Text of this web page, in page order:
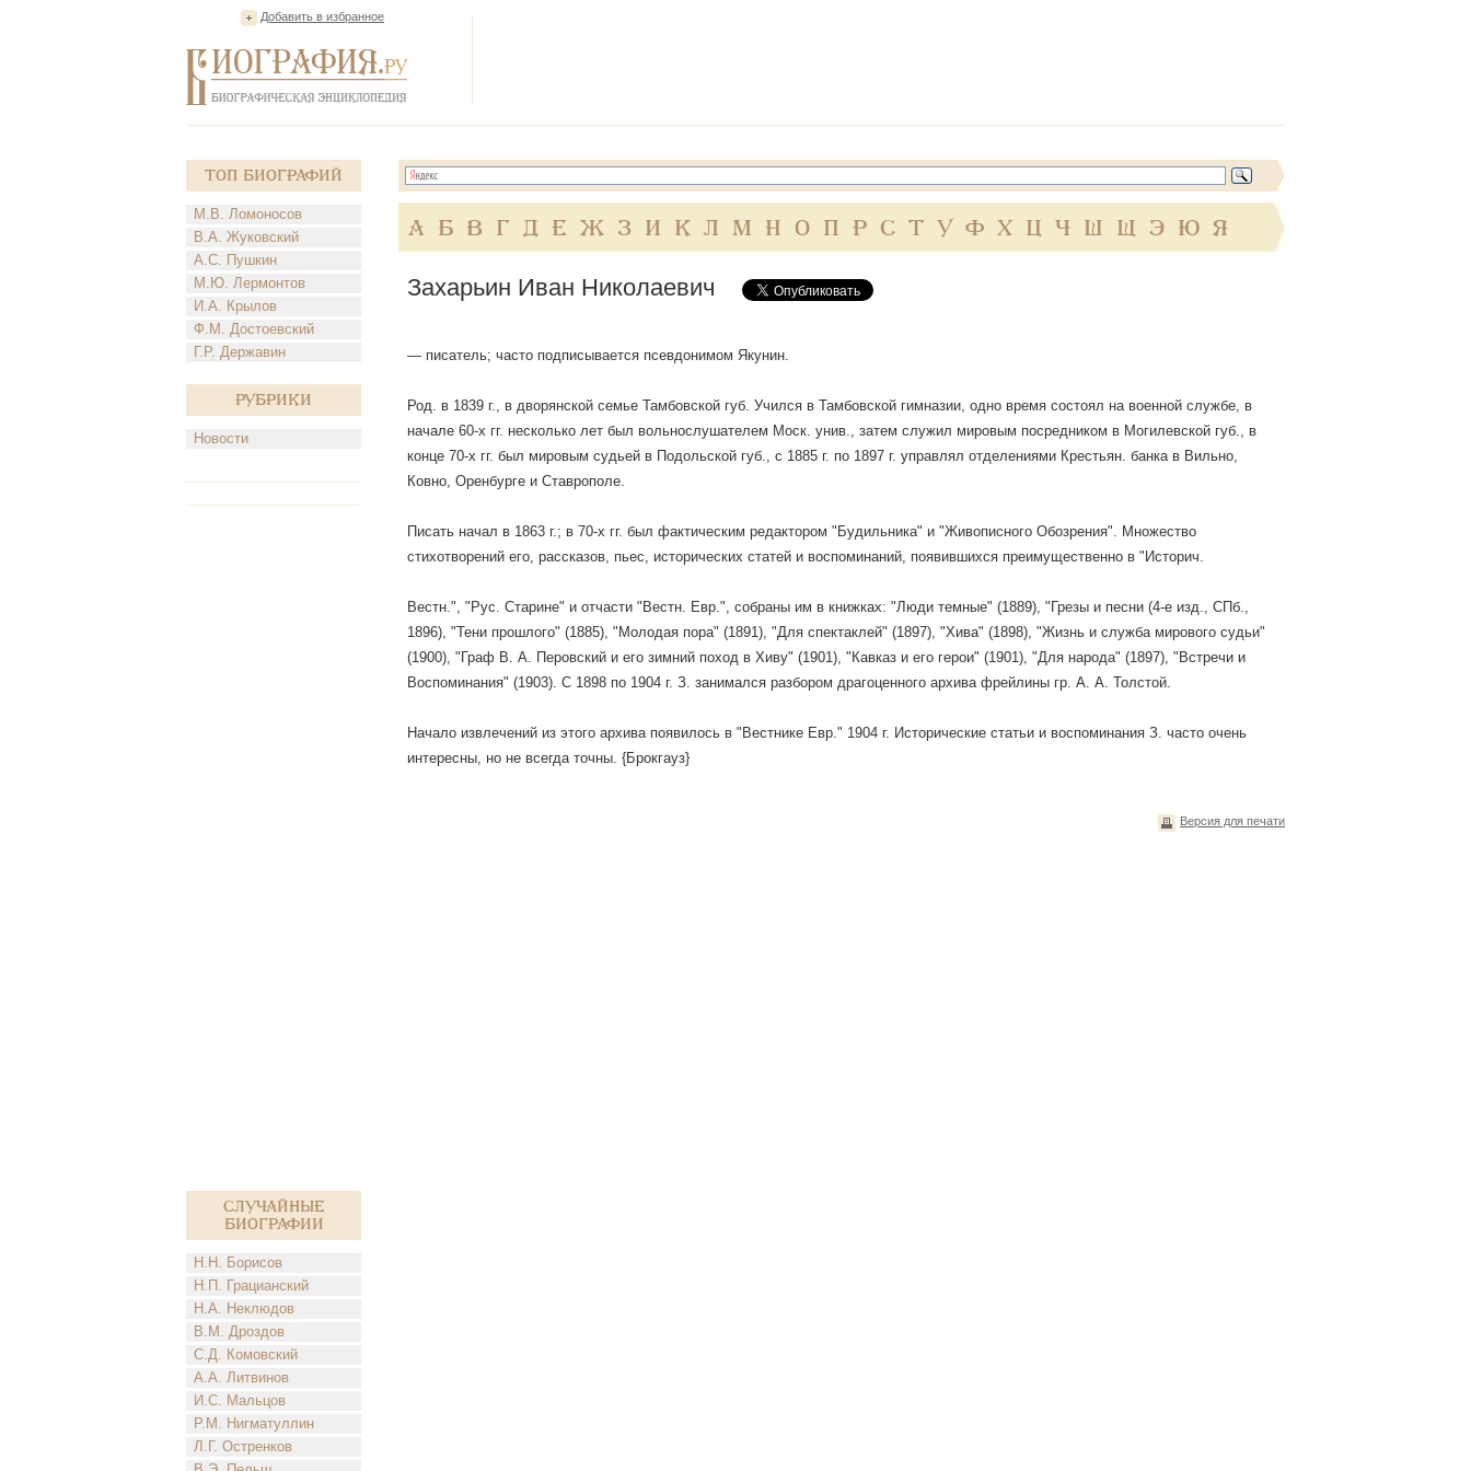
Добавить в избранное
Топ Биографий
М.В. Ломоносов
В.А. Жуковский
А.С. Пушкин
М.Ю. Лермонтов
И.А. Крылов
Ф.М. Достоевский
Г.Р. Державин
Рубрики
Новости
Случайные
биографии
Н.Н. Борисов
Н.П. Грацианский
Н.А. Неклюдов
В.М. Дроздов
С.Д. Комовский
А.А. Литвинов
И.С. Мальцов
Р.М. Нигматуллин
Л.Г. Остренков
А Б В Г Д Е Ж З И К Л М Н О П Р С Т У Ф Х Ц Ч Ш Щ Э Ю Я
Захарьин Иван Николаевич
— писатель; часто подписывается псевдонимом Якунин.
Род. в 1839 г., в дворянской семье Тамбовской губ. Учился в Тамбовской гимназии, одно время состоял на военной службе, в
начале 60-х гг. несколько лет был вольнослушателем Моск. унив., затем служил мировым посредником в Могилевской губ., в
конце 70-х гг. был мировым судьей в Подольской губ., с 1885 г. по 1897 г. управлял отделениями Крестьян. банка в Вильно,
Ковно, Оренбурге и Ставрополе.
Писать начал в 1863 г.; в 70-х гг. был фактическим редактором "Будильника" и "Живописного Обозрения". Множество
стихотворений его, рассказов, пьес, исторических статей и воспоминаний, появившихся преимущественно в "Историч.
Вестн.", "Рус. Старине" и отчасти "Вестн. Евр.", собраны им в книжках: "Люди темные" (1889), "Грезы и песни (4-е изд., СПб.,
1896), "Тени прошлого" (1885), "Молодая пора" (1891), "Для спектаклей" (1897), "Хива" (1898), "Жизнь и служба мирового судьи"
(1900), "Граф В. А. Перовский и его зимний поход в Хиву" (1901), "Кавказ и его герои" (1901), "Для народа" (1897), "Встречи и
Воспоминания" (1903). С 1898 по 1904 г. З. занимался разбором драгоценного архива фрейлины гр. А. А. Толстой.
Начало извлечений из этого архива появилось в "Вестнике Евр." 1904 г. Исторические статьи и воспоминания З. часто очень
интересны, но не всегда точны. {Брокгауз}
Версия для печати